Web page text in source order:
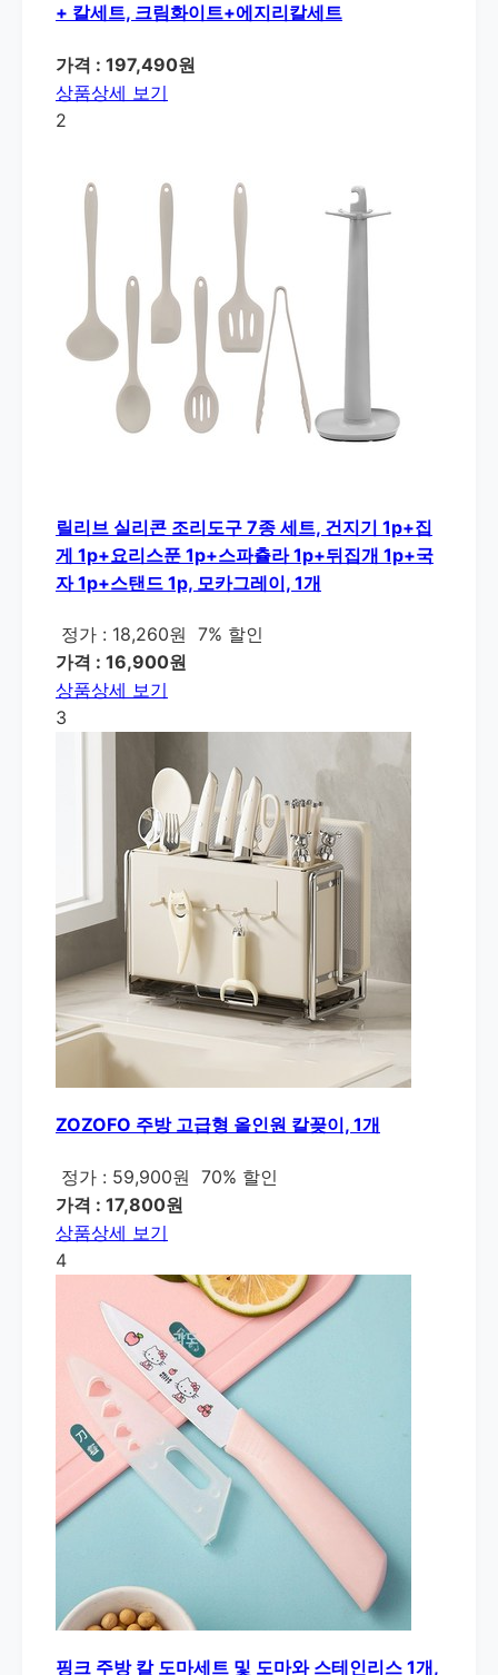
+ 칼세트, 크림화이트+에지리칼세트
가격 : 197,490원
상품상세 보기
2
릴리브 실리콘 조리도구 7종 세트, 건지기 1p+집
게 1p+요리스푼 1p+스파츌라 1p+뒤집개 1p+국
자 1p+스탠드 1p, 모카그레이, 1개
정가 : 18,260원 7% 할인
가격 : 16,900원
상품상세 보기
3
ZOZOFO 주방 고급형 올인원 칼꽂이, 1개
정가 : 59,900원 70% 할인
가격 : 17,800원
상품상세 보기
4
핑크 주방 칼 도마세트 및 도마와 스테인리스 1개,